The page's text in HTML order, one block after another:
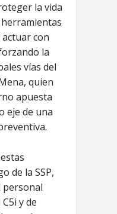
la vida
herramientas
con
la
vías del
quien
apuesta
eje de una
de la SSP,
personal
y de